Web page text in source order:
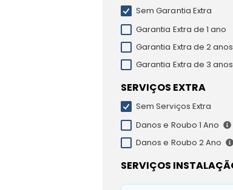
Sem Garantia Extra
Garantia Extra de 1 ano
Garantia Extra de 2 anos
Garantia Extra de 3 anos
SERVIÇOS EXTRA
Sem Serviços Extra
Danos e Roubo 1 Ano
Danos e Roubo 2 Ano
SERVIÇOS